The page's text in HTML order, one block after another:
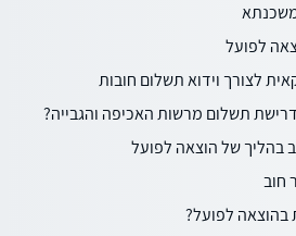
לצורך וידוא תשלום חובות
תשלום מרשות האכיפה והגבייה?
בהליך של הוצאה לפועל
חוב
בהוצאה לפועל?